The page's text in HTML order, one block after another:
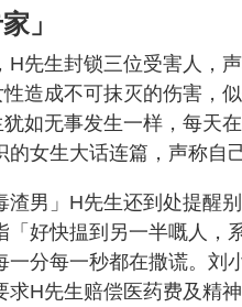
」
H先生封锁三位受害人，
造成不可抹灭的伤害，
如无事发生一样，每天
的女生大话连篇，声称自
渣男」H先生还到处提醒
「好快揾到另一半嘅人，
一分每一秒都在撒谎。刘
H先生赔偿医药费及精神